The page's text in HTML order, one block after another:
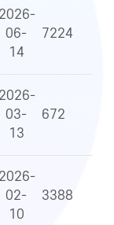
2026-
06-
14
7224
2026-
03-
13
672
2026-
02-
10
3388